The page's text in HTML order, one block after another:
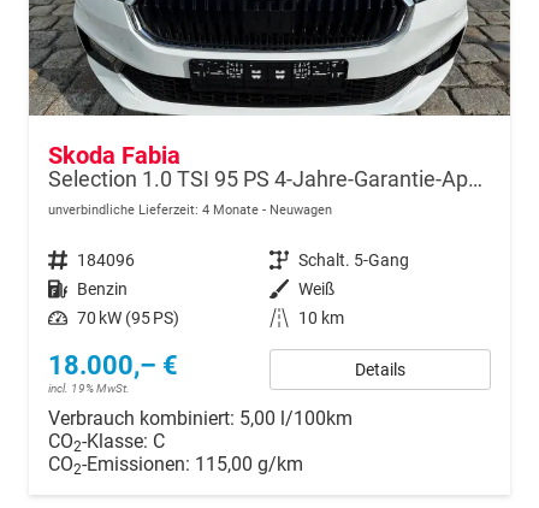
Skoda Fabia
Selection 1.0 TSI 95 PS 4-Jahre-Garantie-AppleCarPlay-AndroidAuto-LED-PDC-Sitzheizung-DAB-Klima
unverbindliche Lieferzeit: 4 Monate Neuwagen
Fahrzeugnr. 184096 Getriebe Schalt. 5-Gang
Kraftstoff Benzin Außenfarbe Weiß
Leistung 70 kW (95 PS) Kilometerstand 10 km
18.000,– €
incl. 19% MwSt.
Details
Verbrauch kombiniert: 5,00 l/100km
CO2-Klasse: C
CO2-Emissionen: 115,00 g/km